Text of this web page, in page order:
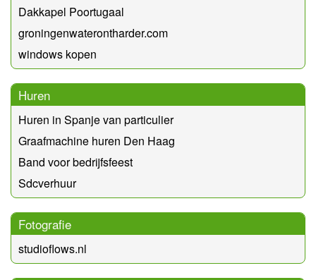
Dakkapel Poortugaal
groningenwaterontharder.com
windows kopen
Huren
Huren in Spanje van particulier
Graafmachine huren Den Haag
Band voor bedrijfsfeest
Sdcverhuur
Fotografie
studioflows.nl